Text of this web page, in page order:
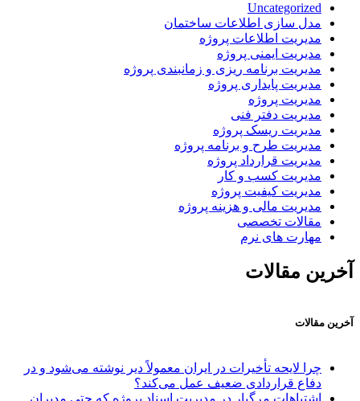
Uncategorized
مدل سازی اطلاعات ساختمان
مدیریت اطلاعات پروژه
مدیریت ایمنی پروژه
مدیریت برنامه ریزی و زمانبندی پروژه
مدیریت پایداری پروژه
مدیریت پروژه
مدیریت دفتر فنی
مدیریت ریسک پروژه
مدیریت طرح و برنامه پروژه
مدیریت قرارداد پروژه
مدیریت کسب و کار
مدیریت کیفیت پروژه
مدیریت مالی و هزینه پروژه
مقالات تخصصی
مهارت های نرم
آخرین مقالات
آخرین مقالات
چرا لایحه تأخیرات در ایران معمولاً دیر نوشته می‌شود و در
دفاع قراردادی ضعیف عمل می‌کند؟